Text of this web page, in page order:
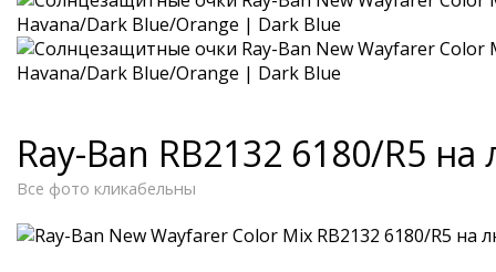
Ray-Ban RB2132 6180/R5
Все фото кликабельны